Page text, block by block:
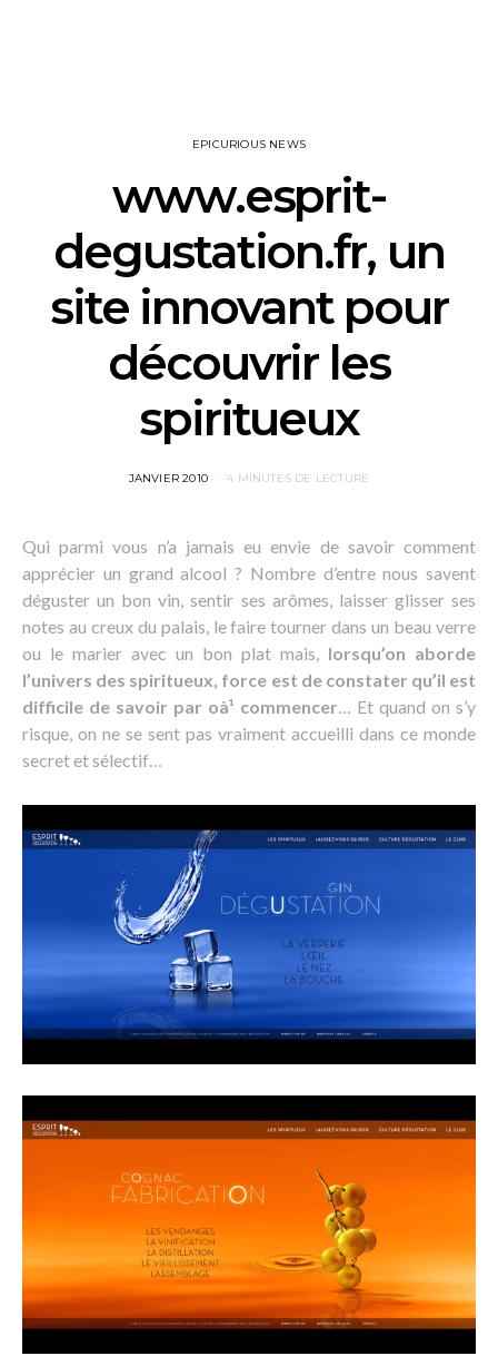
EPICURIOUS NEWS
www.esprit-
degustation.fr, un
site innovant pour
découvrir les
spiritueux
POSTED
JANVIER 2010 4 MINUTES DE LECTURE
Qui parmi vous n’a jamais eu envie de savoir comment
apprécier un grand alcool ? Nombre d’entre nous savent
déguster un bon vin, sentir ses arômes, laisser glisser ses
notes au creux du palais, le faire tourner dans un beau verre
ou le marier avec un bon plat mais, lorsqu’on aborde
l’univers des spiritueux, force est de constater qu’il est
difficile de savoir par oà¹ commencer… Et quand on s’y
risque, on ne se sent pas vraiment accueilli dans ce monde
secret et sélectif…